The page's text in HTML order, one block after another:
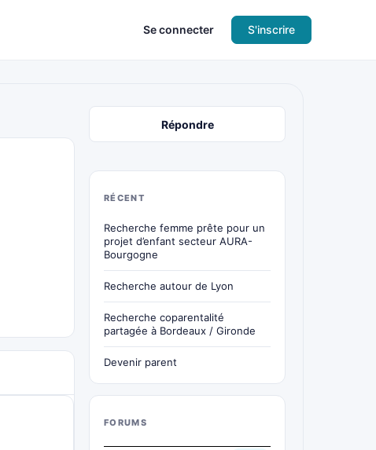
Se connecter S'inscrire
Répondre
RÉCENT
Recherche femme prête pour un
projet d’enfant secteur AURA-
Bourgogne
Recherche autour de Lyon
Recherche coparentalité
partagée à Bordeaux / Gironde
Devenir parent
FORUMS